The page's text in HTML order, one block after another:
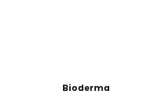
Bioderma